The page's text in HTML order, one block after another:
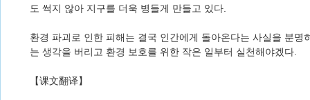
도 썩지 않아 지구를 더욱 병들게 만들고 있다.
환경 파괴로 인한 피해는 결국 인간에게 돌아온다는 사실을 분
는 생각을 버리고 환경 보호를 위한 작은 일부터 실천해야겠다.
【课文翻译】